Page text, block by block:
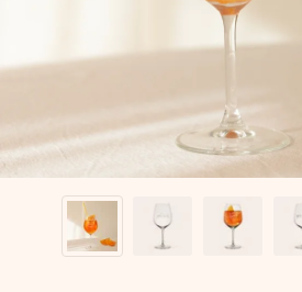
billede af dig eller en besked, der
Intet besvær men udelukkende en